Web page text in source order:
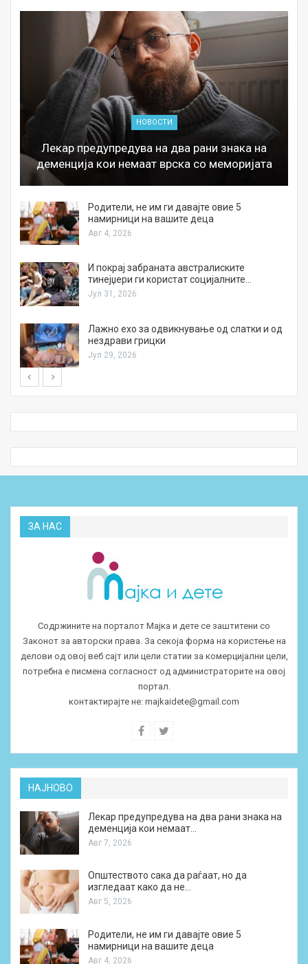
НОВОСТИ
Лекар предупредува на два рани знака на
деменција кои немаат врска со меморијата
Родители, не им ги давајте овие 5
намирници на вашите деца
Авг 4, 2026
И покрај забраната австралиските
тинејџери ги користат социјалните…
Јул 31, 2026
Лажно ехо за одвикнување од слатки и од
нездрави грицки
Јул 29, 2026
ЗА НАС
Содржините на порталот Мајка и дете се заштитени со
Законот за авторски права. За секоја форма на користење на
делови од овој веб сајт или цели статии за комерцијални цели,
потребна е писмена согласност од администраторите на овој
портал.
контактирајте не: majkaidete@gmail.com
НАЈНОВО
Лекар предупредува на два рани знака на
деменција кои немаат…
Авг 7, 2026
Општеството сака да раѓаат, но да
изгледаат како да не…
Авг 5, 2026
Родители, не им ги давајте овие 5
намирници на вашите деца
Авг 4, 2026